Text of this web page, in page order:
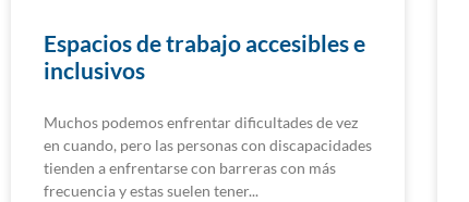
Espacios de trabajo accesibles e
inclusivos
Muchos podemos enfrentar dificultades de vez
en cuando, pero las personas con discapacidades
tienden a enfrentarse con barreras con más
frecuencia y estas suelen tener